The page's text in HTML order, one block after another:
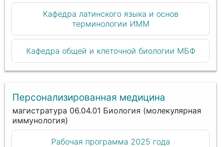
Кафедра латинского языка и основ
терминологии ИММ
Кафедра общей и клеточной биологии МБФ
Персонализированная медицина
магистратура 06.04.01 Биология (молекулярная
иммунология)
Рабочая программа 2025 года